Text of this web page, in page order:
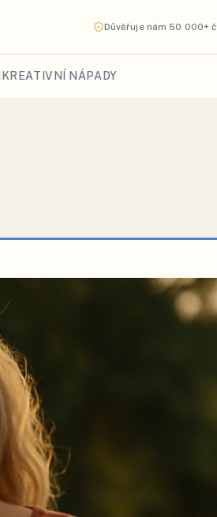
Důvěřuje nám 50 000+
KREATIVNÍ NÁPADY